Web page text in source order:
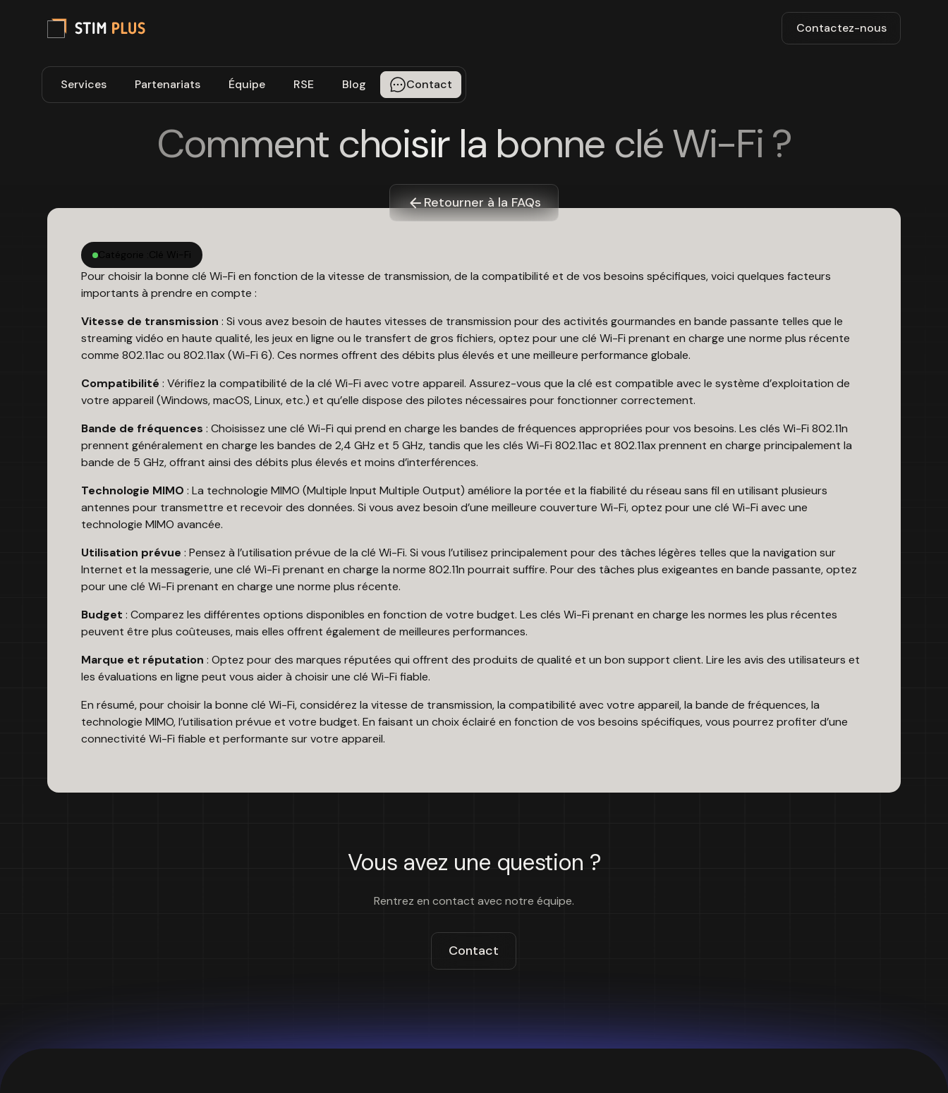
Contactez-nous
Services Partenariats Équipe RSE Blog Contact
Comment choisir la bonne clé Wi-Fi ?
Retourner à la FAQs
Pour choisir la bonne clé Wi-Fi en fonction de la vitesse de transmission, de la compatibilité et de vos besoins spécifiques, voici quelques facteurs
importants à prendre en compte :
Vitesse de transmission : Si vous avez besoin de hautes vitesses de transmission pour des activités gourmandes en bande passante telles que le
streaming vidéo en haute qualité, les jeux en ligne ou le transfert de gros fichiers, optez pour une clé Wi-Fi prenant en charge une norme plus récente
comme 802.11ac ou 802.11ax (Wi-Fi 6). Ces normes offrent des débits plus élevés et une meilleure performance globale.
Compatibilité: Vérifiez la compatibilité de la clé Wi-Fi avec votre appareil. Assurez-vous que la clé est compatible avec le système d’exploitation de
votre appareil (Windows, macOS, Linux, etc.) et qu’elle dispose des pilotes nécessaires pour fonctionner correctement.
Bande de fréquences : Choisissez une clé Wi-Fi qui prend en charge les bandes de fréquences appropriées pour vos besoins. Les clés Wi-Fi 802.11n
prennent généralement en charge les bandes de 2,4 GHz et 5 GHz, tandis que les clés Wi-Fi 802.11ac et 802.11ax prennent en charge principalement la
bande de 5 GHz, offrant ainsi des débits plus élevés et moins d’interférences.
Technologie MIMO: La technologie MIMO (Multiple Input Multiple Output) améliore la portée et la fiabilité du réseau sans fil en utilisant plusieurs
antennes pour transmettre et recevoir des données. Si vous avez besoin d’une meilleure couverture Wi-Fi, optez pour une clé Wi-Fi avec une
technologie MIMO avancée.
Utilisation prévue : Pensez à l’utilisation prévue de la clé Wi-Fi. Si vous l’utilisez principalement pour des tâches légères telles que la navigation sur
Internet et la messagerie, une clé Wi-Fi prenant en charge la norme 802.11n pourrait suffire. Pour des tâches plus exigeantes en bande passante, optez
pour une clé Wi-Fi prenant en charge une norme plus récente.
Budget : Comparez les différentes options disponibles en fonction de votre budget. Les clés Wi-Fi prenant en charge les normes les plus récentes
peuvent être plus coûteuses, mais elles offrent également de meilleures performances.
Marque et réputation : Optez pour des marques réputées qui offrent des produits de qualité et un bon support client. Lire les avis des utilisateurs et
les évaluations en ligne peut vous aider à choisir une clé Wi-Fi fiable.
En résumé, pour choisir la bonne clé Wi-Fi, considérez la vitesse de transmission, la compatibilité avec votre appareil, la bande de fréquences, la
technologie MIMO, l’utilisation prévue et votre budget. En faisant un choix éclairé en fonction de vos besoins spécifiques, vous pourrez profiter d’une
connectivité Wi-Fi fiable et performante sur votre appareil.
Vous avez une question ?
Rentrez en contact avec notre équipe.
Contact